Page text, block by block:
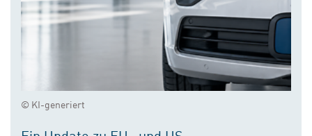
© KI-generiert